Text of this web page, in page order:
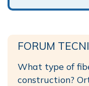
FORUM
What type of
construction?